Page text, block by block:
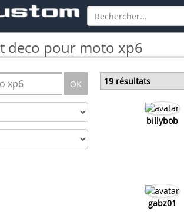
deco pour moto xp6
OK 19 résultats
billybob
gabz01